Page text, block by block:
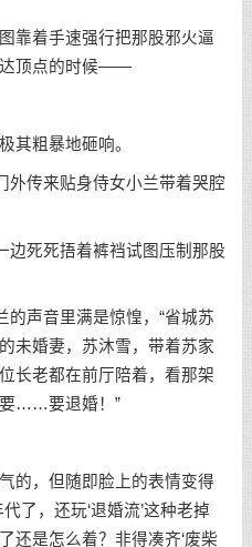
着手速强行把那股邪火逼
达顶点的时候——
粗暴地砸响。
传来贴身侍女小兰带着哭腔
死死捂着裤裆试图压制那股
声音里满是惊惶，“省城苏
未婚妻，苏沐雪，带着苏家
长老都在前厅陪着，看那架
……要退婚！”
，但随即脸上的表情变得
了，还玩‘退婚流’这种老掉
还是怎么着？非得凑齐‘废柴